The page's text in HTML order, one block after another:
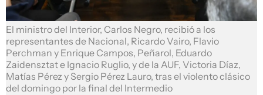
El ministro del Interior, Carlos Negro, recibió a los
representantes de Nacional, Ricardo Vairo, Flavio
Perchman y Enrique Campos, Peñarol, Eduardo
Zaidensztat e Ignacio Ruglio, y de la AUF, Victoria Díaz,
Matías Pérez y Sergio Pérez Lauro, tras el violento clásico
del domingo por la final del Intermedio